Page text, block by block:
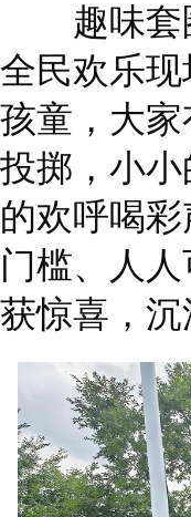
趣味套圈
全民欢乐
孩童，大
投掷，小
的欢呼喝
门槛、人
获惊喜，